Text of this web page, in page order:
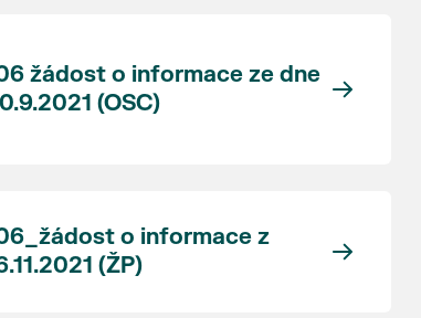
žádost o informace ze dne
(OSC)
o informace z
(ŽP)